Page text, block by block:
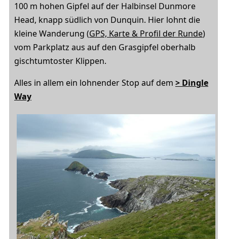
100 m hohen Gipfel auf der Halbinsel Dunmore
Head, knapp südlich von Dunquin. Hier lohnt die
kleine Wanderung (GPS, Karte & Profil der Runde)
vom Parkplatz aus auf den Grasgipfel oberhalb
gischtumtoster Klippen.
Alles in allem ein lohnender Stop auf dem > Dingle
Way